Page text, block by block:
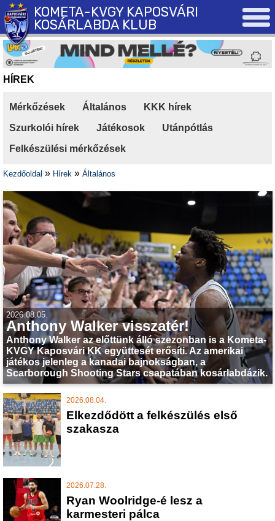
KOMETA-KVGY KAPOSVÁRI
KOSÁRLABDA KLUB
HÍREK
Mérkőzések Általános KKK hírek
Szurkolói hírek
Játékosok Utánpótlás
Felkészülési mérkőzések
Kezdőoldal » Hírek » Általános
2026.08.05.
Anthony Walker visszatér!
Anthony Walker az előttünk álló szezonban is a Kometa-
KVGY Kaposvári KK együttesét erősíti. Az amerikai
játékos jelenleg a kanadai bajnokságban, a
Scarborough Shooting Stars csapatában kosárlabdázik.
2026.08.04.
Elkezdődött a felkészülés első
szakasza
2026.07.28.
Ryan Woolridge-é lesz a
karmesteri pálca